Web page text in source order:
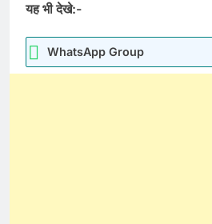
यह भी देखे:-
WhatsApp Group